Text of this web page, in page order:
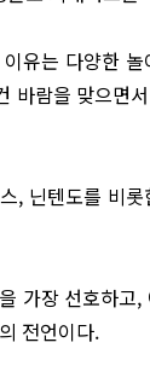
유는 다양한
바람을 맞으면
, 닌텐도를 비
가장 선호하고
전언이다.